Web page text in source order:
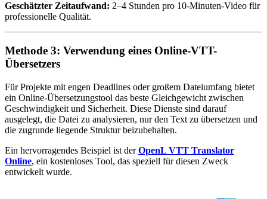
Geschätzter Zeitaufwand: 2–4 Stunden pro 10-Minuten-Video für
professionelle Qualität.
Methode 3: Verwendung eines Online-VTT-
Übersetzers
Für Projekte mit engen Deadlines oder großem Dateiumfang bietet
ein Online-Übersetzungstool das beste Gleichgewicht zwischen
Geschwindigkeit und Sicherheit. Diese Dienste sind darauf
ausgelegt, die Datei zu analysieren, nur den Text zu übersetzen und
die zugrunde liegende Struktur beizubehalten.
Ein hervorragendes Beispiel ist derOpenL VTT Translator
Online, ein kostenloses Tool, das speziell für diesen Zweck
entwickelt wurde.